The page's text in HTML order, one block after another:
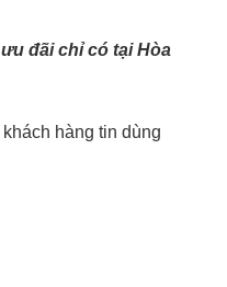
đãi chỉ có tại Hòa
hàng tin dùng